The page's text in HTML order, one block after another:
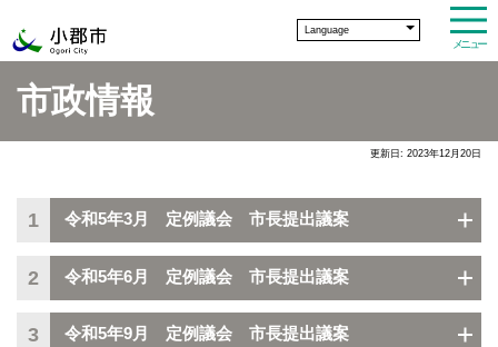
Language
メニュー
市政情報
更新日: 2023年12月20日
1 令和5年3月 定例議会 市長提出議案
2 令和5年6月 定例議会 市長提出議案
3 令和5年9月 定例議会 市長提出議案